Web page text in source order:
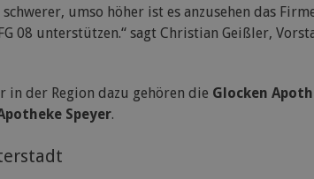
umso höher ist es anzusehen das
08 unterstützen.“ sagt Christian Geißler,
in der Region dazu gehören die Glocken
Speyer.